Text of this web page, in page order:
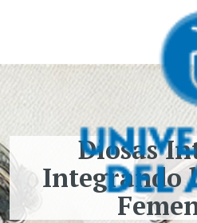
Pasar al contenido principal
Diosas
Integrando